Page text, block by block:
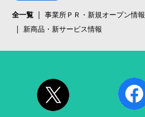
全一覧
事業所ＰＲ・新規オープン情報
新商品・新サービス情報